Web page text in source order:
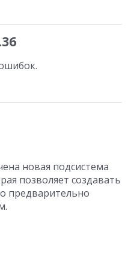
новая подсистема
позволяет создавать
предварительно